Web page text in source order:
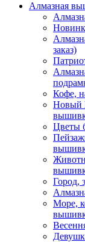
Алмазная
заказ)
Кофе,
Новый
Цветы
Город,
Море,